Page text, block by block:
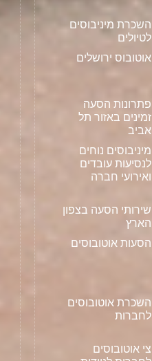
השכרת מיניבוסים
לטיולים
אוטובוס ירושלים
פתרונות הסעה
זמינים באזור תל
אביב
מיניבוסים נוחים
לנסיעות עובדים
ואירועי חברה
שירותי הסעה בצפון
הארץ
הסעות אוטובוסים
השכרת אוטובוסים
לחברות
צי אוטובוסים